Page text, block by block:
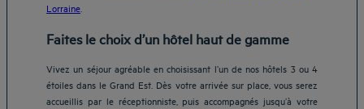
Lorraine
Faites le choix d’un hôtel haut de gamme
Vivez un séjour agréable en choisissant l’un de nos hôtels 3 ou 4
étoiles dans le Grand Est. Dès votre arrivée sur place, vous serez
accueillis par le réceptionniste, puis accompagnés jusqu’à votre